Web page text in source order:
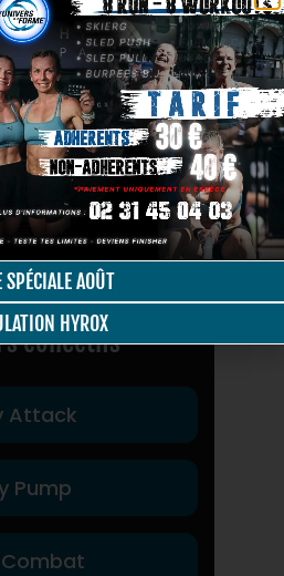
390
Calories Brûlées
Tout Public
Adultes et enfants
collectifs
Attack
Pump
SPÉCIALE AOÛT
HYROX